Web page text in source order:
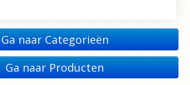
Ga naar Categorieën
Ga naar Producten